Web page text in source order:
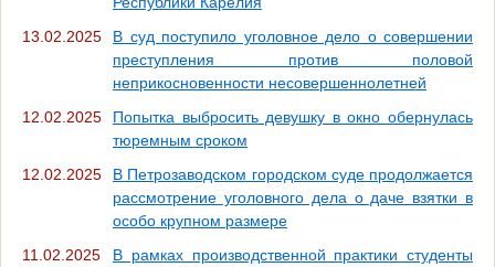
13.02.2025
В суд поступило уголовное дело о совершении
преступления против половой
неприкосновенности несовершеннолетней
12.02.2025
Попытка выбросить девушку в окно обернулась
тюремным сроком
12.02.2025
В Петрозаводском городском суде продолжается
рассмотрение уголовного дела о даче взятки в
особо крупном размере
11.02.2025
В рамках производственной практики студенты